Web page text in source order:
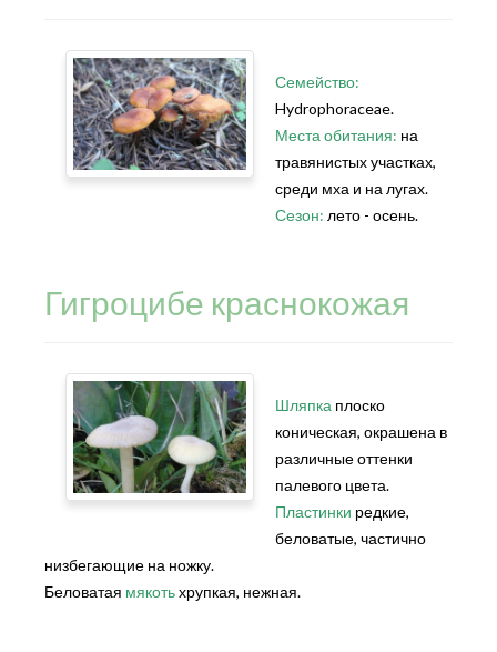
Семейство:
Hydrophoraceae.
Места обитания: на
травянистых участках,
среди мха и на лугах.
Сезон: лето - осень.
Гигроцибе краснокожая
Шляпка плоско
коническая, окрашена в
различные оттенки
палевого цвета.
Пластинки редкие,
беловатые, частично
низбегающие на ножку.
Беловатая мякотьхрупкая, нежная.